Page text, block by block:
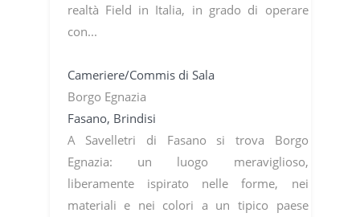
realtà Field in Italia, in grado di operare
con...
Cameriere/Commis di Sala
Borgo Egnazia
Fasano, Brindisi
A Savelletri di Fasano si trova Borgo
Egnazia: un luogo meraviglioso,
liberamente ispirato nelle forme, nei
materiali e nei colori a un tipico paese